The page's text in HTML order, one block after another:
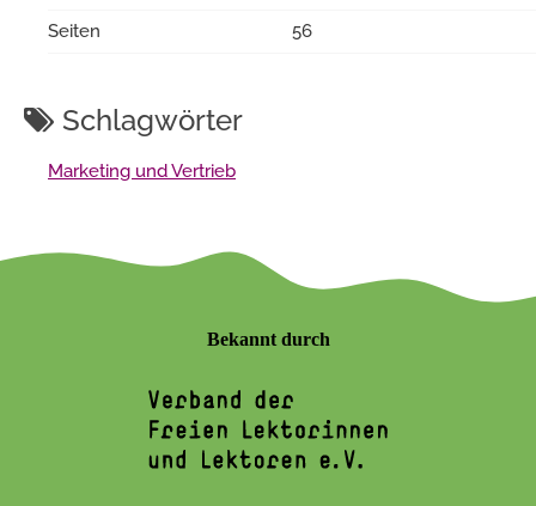
Seiten
56
Schlagwörter
Marketing und Vertrieb
Bekannt durch